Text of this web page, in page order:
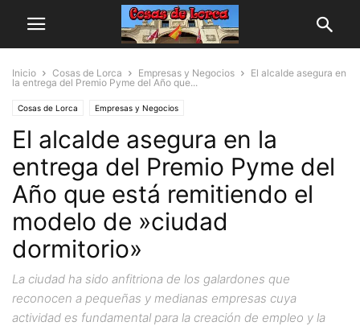
Inicio Cosas de Lorca Empresas y Negocios
El alcalde asegura en
la entrega del Premio Pyme del Año que...
Cosas de Lorca Empresas y Negocios
El alcalde asegura en la
entrega del Premio Pyme del
Año que está remitiendo el
modelo de »ciudad
dormitorio»
La ciudad ha sido anfitriona de los galardones que
reconocen a pequeñas y medianas empresas cuya
actividad es fundamental para la creación de empleo y la